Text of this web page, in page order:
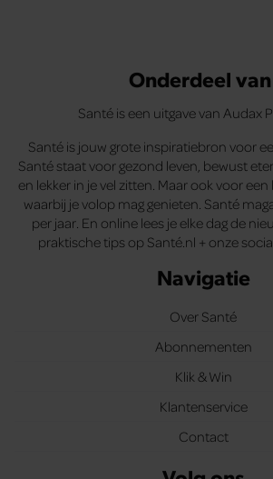
Onderdeel
Santé is een uitgave van Audax
Santé is jouw grote inspiratiebron voor
Santé staat voor gezond leven, bewust
en lekker in je vel zitten. Maar ook voor een
waarbij je volop mag genieten. Santé
per jaar. En online lees je elke dag de
praktische tips op Santé.nl + onze
Navigatie
Over Santé
Abonnementen
Klik & Win
Klantenservice
Contact